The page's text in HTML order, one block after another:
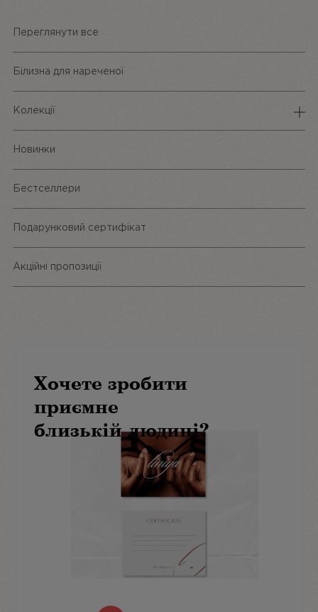
Переглянути все
Білизна для нареченої
Колекції
Одяг та аксесуари
Новинки
Бестселлери
Подарунковий сертифікат
Акційні пропозиції
Хочете зробити
приємне
близькій людині?